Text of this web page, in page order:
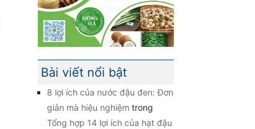
Bài viết nổi bật
8 lợi ích của nước đậu đen: Đơn
giản mà hiệu nghiệm trong
Tổng hợp 14 lợi ích của hạt đậu